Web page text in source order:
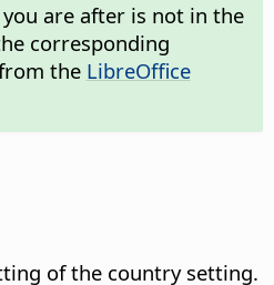
are after is not in the
corresponding
the LibreOffice
of the country setting.